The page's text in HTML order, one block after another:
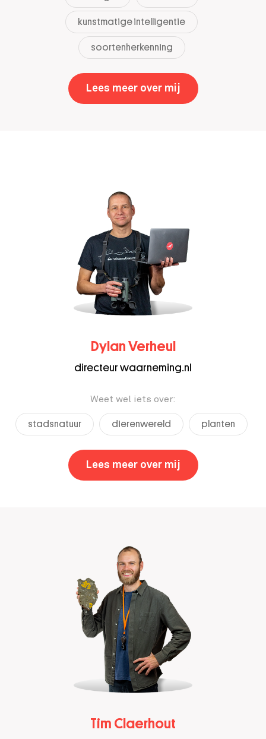
kunstmatige intelligentie
soortenherkenning
Lees meer over mij Elaine van
Dylan Verheul
directeur waarneming.nl
Weet wel iets over:
stadsnatuur dierenwereld planten
Lees meer over mij Dylan Verheul
Tim Claerhout